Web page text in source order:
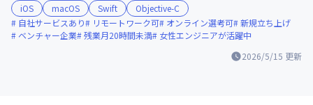
2026/5/15 更新
iOS macOS Swift
Objective-C
自社サービスあり
リモートワーク可 オンライン選考可 新規立ち上げ
ベンチャー企業 残業月20時間未満 女性エンジニアが活躍中